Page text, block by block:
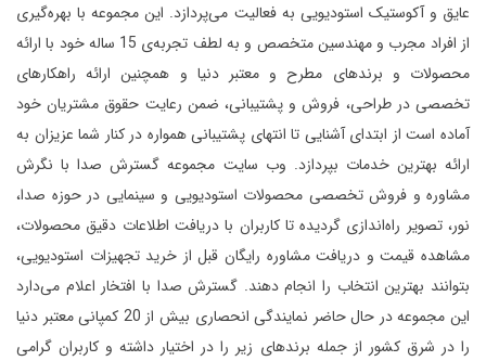
عایق و آکوستیک استودیویی به فعالیت می‌پردازد. این مجموعه با بهره‌گیری
از افراد مجرب و مهندسین متخصص و به لطف تجربه‌ی 15 ساله خود با ارائه
محصولات و برندهای مطرح و معتبر دنیا و همچنین ارائه راهکارهای
تخصصی در طراحی، فروش و پشتیبانی، ضمن رعایت حقوق مشتریان خود
آماده است از ابتدای آشنایی تا انتهای پشتیبانی همواره در کنار شما عزیزان به
ارائه بهترین خدمات بپردازد. وب سایت مجموعه گسترش صدا با نگرش
مشاوره و فروش تخصصی محصولات استودیویی و سینمایی در حوزه صدا،
نور، تصویر راه‌اندازی گردیده تا کاربران با دریافت اطلاعات دقیق محصولات،
مشاهده قیمت و دریافت مشاوره رایگان قبل از خرید تجهیزات استودیویی،
بتوانند بهترین انتخاب را انجام دهند. گسترش صدا با افتخار اعلام می‌دارد
این مجموعه در حال حاضر نمایندگی انحصاری بیش از 20 کمپانی معتبر دنیا
را در شرق کشور از جمله برندهای زیر را در اختیار داشته و کاربران گرامی